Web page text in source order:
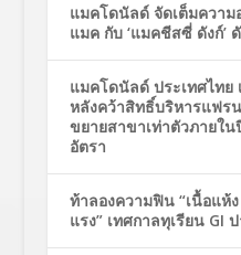
แมคโดนัลด์ จัดเต็มควา
แมค กับ ‘แมคชีสซี่ ดังก์’
แมคโดนัลด์ ประเทศไทย
หลังคว้าสิทธิ์บริหารแฟร
ขยายสาขาเท่าตัวภายใน
อัตรา
ท้าลองความฟิน “เนื้อแ
แรง” เทศกาลทุเรียน GI